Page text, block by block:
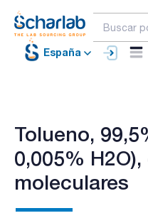
España
Tolueno,
0,005%
moleculares